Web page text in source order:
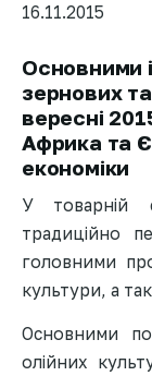
16.11.2015
Основними
зернових та
вересні
Африка та
економіки
У товарній
традиційно
головними
культури, а
Основними
олійних